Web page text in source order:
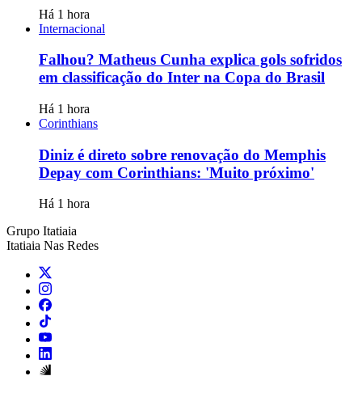
Há 1 hora
Internacional
Falhou? Matheus Cunha explica gols sofridos
em classificação do Inter na Copa do Brasil
Há 1 hora
Corinthians
Diniz é direto sobre renovação do Memphis
Depay com Corinthians: 'Muito próximo'
Há 1 hora
Grupo Itatiaia
Itatiaia Nas Redes